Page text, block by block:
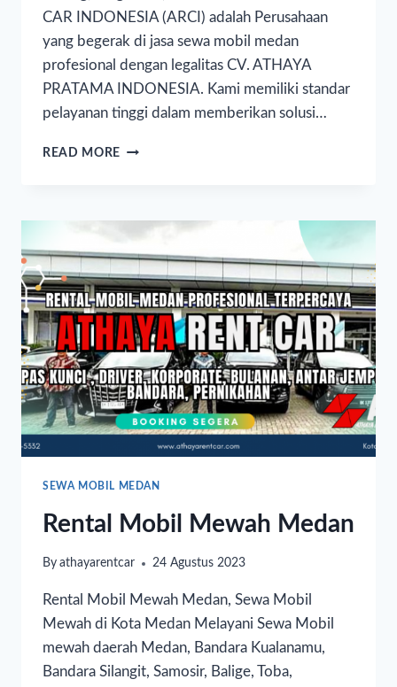
CAR INDONESIA (ARCI) adalah Perusahaan
yang begerak di jasa sewa mobil medan
profesional dengan legalitas CV. ATHAYA
PRATAMA INDONESIA. Kami memiliki standar
pelayanan tinggi dalam memberikan solusi…
READ MORE
SEWA MOBIL MEDAN
Rental Mobil Mewah Medan
By athayarentcar 24 Agustus 2023
Rental Mobil Mewah Medan, Sewa Mobil
Mewah di Kota Medan Melayani Sewa Mobil
mewah daerah Medan, Bandara Kualanamu,
Bandara Silangit, Samosir, Balige, Toba,